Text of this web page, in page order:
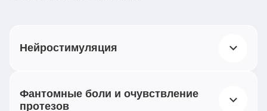
Нейростимуляция
Воздействуем слабыми электрическими
импульсами на нервную систему при терапии
Фантомные боли и очувствление
протезов